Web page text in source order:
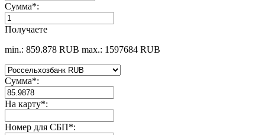
Сумма*:
Получаете
min.: 859.878 RUB max.: 1597684 RUB
Сумма*:
На карту*:
Номер для СБП*: